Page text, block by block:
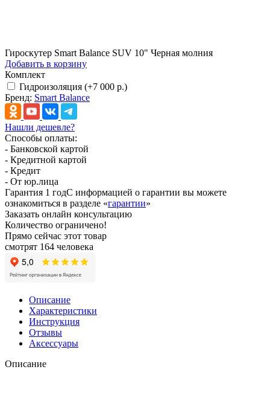
Гироскутер Smart Balance SUV 10" Черная молния
Добавить в корзину
Комплект
Гидроизоляция (+7 000 р.)
Бренд: Smart Balance
Нашли дешевле?
Способы оплаты:
- Банковской картой
- Кредитной картой
- Кредит
- От юр.лица
Гарантия 1 годС информацией о гарантии вы можете
ознакомиться в разделе «гарантии»
Заказать онлайн консультацию
Количество ограничено!
Прямо сейчас этот товар
смотрят 164 человека
Описание
Характеристики
Инструкция
Отзывы
Аксессуары
Описание